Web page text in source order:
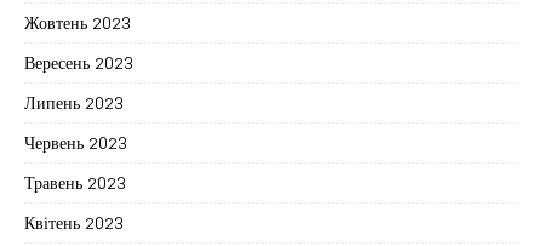
Жовтень 2023
Вересень 2023
Липень 2023
Червень 2023
Травень 2023
Квітень 2023